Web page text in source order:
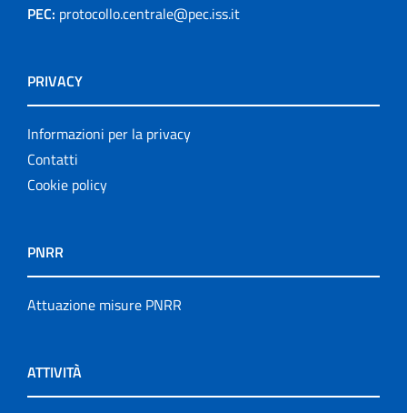
PEC: protocollo.centrale@pec.iss.it
PRIVACY
Informazioni per la privacy
Contatti
Cookie policy
PNRR
Attuazione misure PNRR
ATTIVITÀ